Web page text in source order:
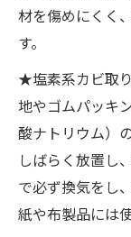
材を傷めにくく
す。
★塩素系カビ取
地やゴムパッキ
酸ナトリウム）
しばらく放置し
で必ず換気をし
紙や布製品には